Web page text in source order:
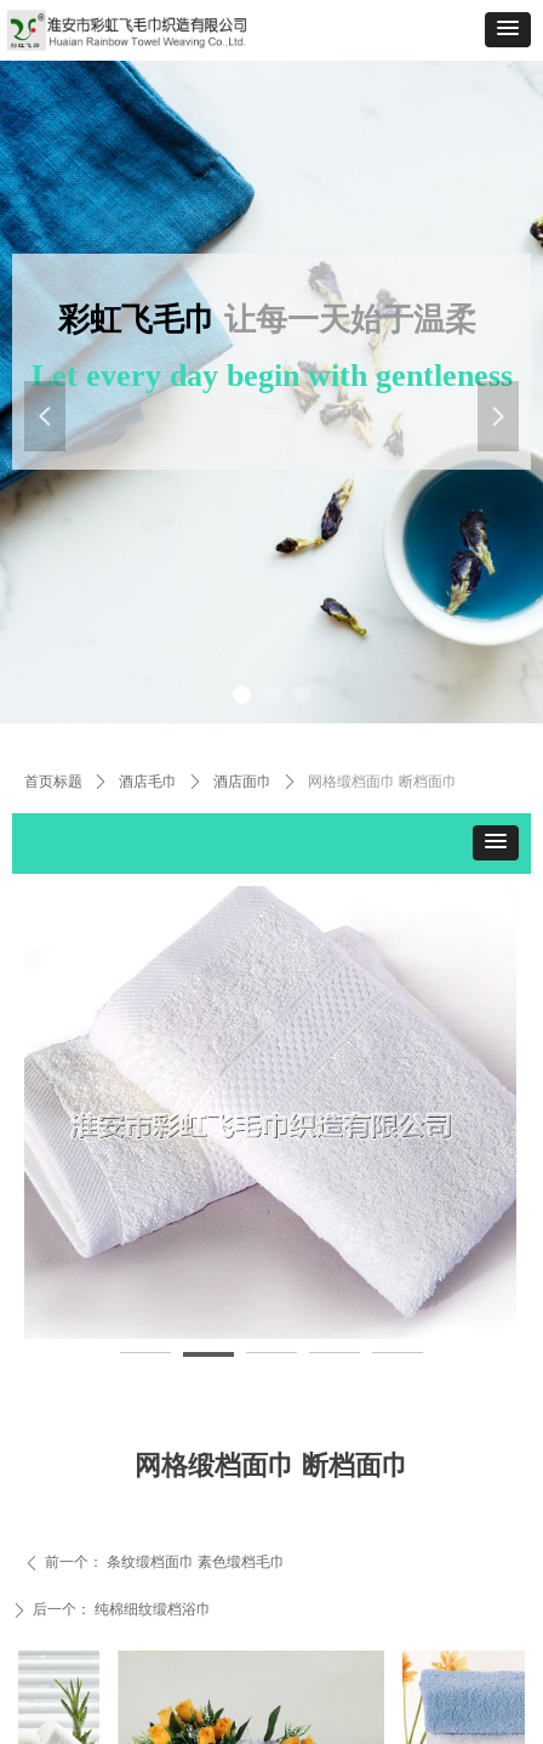
彩虹飞毛巾 让每一天始于温柔
Let every day begin with gentleness
넳 넲
首页标题 ꄲ 酒店毛巾 ꄲ 酒店面巾 ꄲ 网格缎档面巾 断档面巾
网格缎档面巾 断档面巾
ꄴ 前一个： 条纹缎档面巾 素色缎档毛巾
ꄲ 后一个： 纯棉细纹缎档浴巾